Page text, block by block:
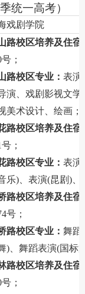
季统一高考）
戏剧学院
路校区培养及住宿
；
路校区专业： 表演
演、戏剧影视文
美术设计、绘画；
路校区培养及住宿
；
路校区专业： 表演
乐)、表演(昆剧)
路校区培养及住宿
号；
路校区专业： 舞蹈
)、舞蹈表演(国标
路校区培养及住宿
；